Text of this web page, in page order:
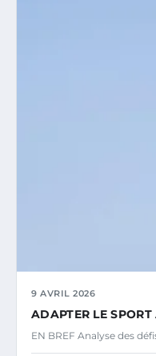
9 AVRIL 2026
ADAPTER LE
EN BREF Analyse des